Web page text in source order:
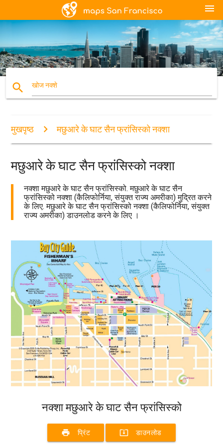
menu
search खोज नक्शे
मुखपृष्ठ मछुआरे के घाट सैन फ्रांसिस्को नक्शा
मछुआरे के घाट सैन फ्रांसिस्को नक्शा
नक्शा मछुआरे के घाट सैन फ्रांसिस्को. मछुआरे के घाट सैन
फ्रांसिस्को नक्शा (कैलिफोर्निया, संयुक्त राज्य अमरीका) मुद्रित करने
के लिए. मछुआरे के घाट सैन फ्रांसिस्को नक्शा (कैलिफोर्निया, संयुक्त
राज्य अमरीका) डाउनलोड करने के लिए ।
नक्शा मछुआरे के घाट सैन फ्रांसिस्को
print प्रिंट system_update_alt डाउनलोड